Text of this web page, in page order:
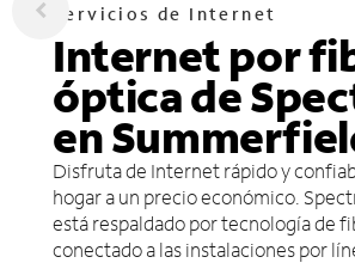
Servicios de Internet
Internet por
óptica de
en
Disfruta de Internet rápido y
hogar a un precio económico.
está respaldado por tecnología de
conectado a las instalaciones por